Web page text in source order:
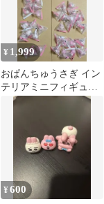
¥ 1,999
おぱんちゅうさぎ イン
テリアミニフィギュア
まとめ売り 50個以上 全
¥600